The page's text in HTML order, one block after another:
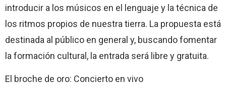
introducir a los músicos en el lenguaje y la técnica de
los ritmos propios de nuestra tierra. La propuesta está
destinada al público en general y, buscando fomentar
la formación cultural, la entrada será libre y gratuita.
El broche de oro: Concierto en vivo